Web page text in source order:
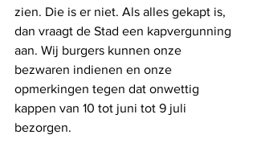
zien. Die is er niet. Als alles gekapt is,
dan vraagt de Stad een kapvergunning
aan. Wij burgers kunnen onze
bezwaren indienen en onze
opmerkingen tegen dat onwettig
kappen van 10 tot juni tot 9 juli
bezorgen.